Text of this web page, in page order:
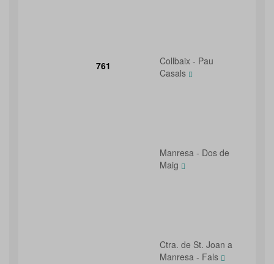
761
Collbaix - Pau
Casals
Manresa - Dos de
Maig
Ctra. de St. Joan a
Manresa - Fals